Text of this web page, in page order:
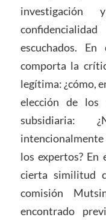
escuchados.
comporta la
legítima: ¿cómo,
elección de los
subsidiaria:
los expertos? En
cierta similitud
comisión
encontrado